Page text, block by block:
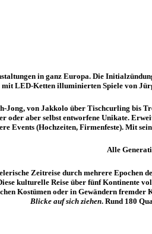
in ganz Europa. Die
mit LED-Ketten illuminierten Spiele von
Jong, von Jakkolo über Tischcurling bis
oder aber selbst entworfene Unikate.
Events (Hochzeiten, Firmenfeste). Mit
Alle
Zeitreise durch mehrere Epochen
kulturelle Reise über fünf Kontinente
Kostümen oder in Gewändern fremder
Blicke auf sich ziehen. Rund 180